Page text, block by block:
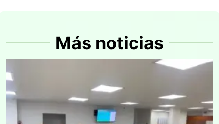
Más noticias